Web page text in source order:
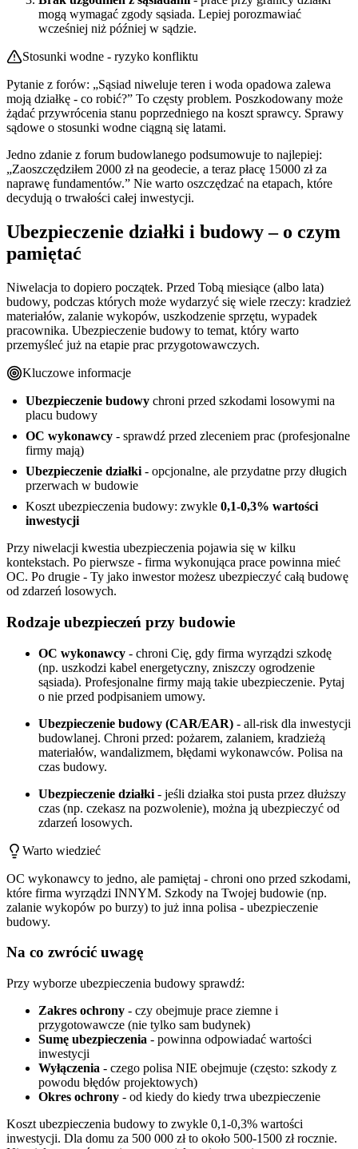
mogą wymagać zgody sąsiada. Lepiej porozmawiać
wcześniej niż później w sądzie.
Stosunki wodne - ryzyko konfliktu
Pytanie z forów: „Sąsiad niweluje teren i woda opadowa zalewa
moją działkę - co robić?” To częsty problem. Poszkodowany może
żądać przywrócenia stanu poprzedniego na koszt sprawcy. Sprawy
sądowe o stosunki wodne ciągną się latami.
Jedno zdanie z forum budowlanego podsumowuje to najlepiej:
„Zaoszczędziłem 2000 zł na geodecie, a teraz płacę 15000 zł za
naprawę fundamentów.” Nie warto oszczędzać na etapach, które
decydują o trwałości całej inwestycji.
Ubezpieczenie działki i budowy – o czym
pamiętać
Niwelacja to dopiero początek. Przed Tobą miesiące (albo lata)
budowy, podczas których może wydarzyć się wiele rzeczy: kradzież
materiałów, zalanie wykopów, uszkodzenie sprzętu, wypadek
pracownika. Ubezpieczenie budowy to temat, który warto
przemyśleć już na etapie prac przygotowawczych.
Kluczowe informacje
Ubezpieczenie budowy chroni przed szkodami losowymi na
placu budowy
OC wykonawcy - sprawdź przed zleceniem prac (profesjonalne
firmy mają)
Ubezpieczenie działki - opcjonalne, ale przydatne przy długich
przerwach w budowie
Koszt ubezpieczenia budowy: zwykle 0,1-0,3% wartości
inwestycji
Przy niwelacji kwestia ubezpieczenia pojawia się w kilku
kontekstach. Po pierwsze - firma wykonująca prace powinna mieć
OC. Po drugie - Ty jako inwestor możesz ubezpieczyć całą budowę
od zdarzeń losowych.
Rodzaje ubezpieczeń przy budowie
OC wykonawcy - chroni Cię, gdy firma wyrządzi szkodę
(np. uszkodzi kabel energetyczny, zniszczy ogrodzenie
sąsiada). Profesjonalne firmy mają takie ubezpieczenie. Pytaj
o nie przed podpisaniem umowy.
Ubezpieczenie budowy (CAR/EAR) - all-risk dla inwestycji
budowlanej. Chroni przed: pożarem, zalaniem, kradzieżą
materiałów, wandalizmem, błędami wykonawców. Polisa na
czas budowy.
Ubezpieczenie działki - jeśli działka stoi pusta przez dłuższy
czas (np. czekasz na pozwolenie), można ją ubezpieczyć od
zdarzeń losowych.
Warto wiedzieć
OC wykonawcy to jedno, ale pamiętaj - chroni ono przed szkodami,
które firma wyrządzi INNYM. Szkody na Twojej budowie (np.
zalanie wykopów po burzy) to już inna polisa - ubezpieczenie
budowy.
Na co zwrócić uwagę
Przy wyborze ubezpieczenia budowy sprawdź:
Zakres ochrony - czy obejmuje prace ziemne i
przygotowawcze (nie tylko sam budynek)
Sumę ubezpieczenia - powinna odpowiadać wartości
inwestycji
Wyłączenia - czego polisa NIE obejmuje (często: szkody z
powodu błędów projektowych)
Okres ochrony - od kiedy do kiedy trwa ubezpieczenie
Koszt ubezpieczenia budowy to zwykle 0,1-0,3% wartości
inwestycji. Dla domu za 500 000 zł to około 500-1500 zł rocznie.